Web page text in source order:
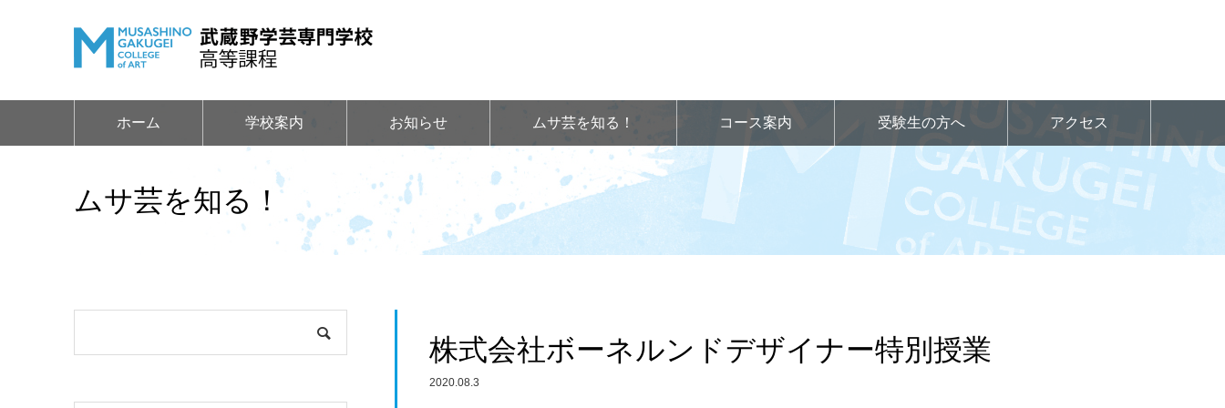
ホーム 学校案内 お知らせ ムサ芸を知る！ コース案内 受験生の方へ アクセス
ムサ芸を知る！
株式会社ボーネルンドデザイナー特別授業
2020.08.3